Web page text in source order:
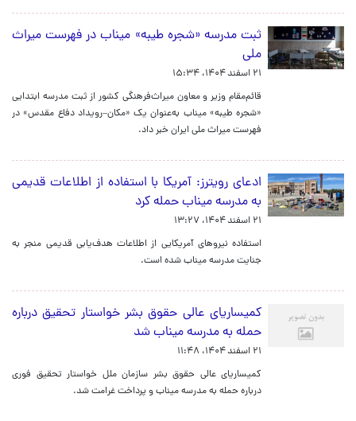
ثبت مدرسه «شجره طیبه» میناب در فهرست میراث
ملی
۲۱ اسفند ۱۴۰۴، ۱۵:۳۴
قائم‌مقام وزیر و معاون میراث‌فرهنگی کشور از ثبت مدرسه ابتدایی
«شجره طیبه» میناب به‌عنوان یک «مکان–رویداد دفاع مقدس» در
فهرست میراث ملی ایران خبر داد.
ادعای رویترز: آمریکا با استفاده از اطلاعات قدیمی
به مدرسه میناب حمله کرد
۲۱ اسفند ۱۴۰۴، ۱۳:۲۷
استفاده نیروهای آمریکایی از اطلاعات هدف‌یابی قدیمی منجر به
جنایت مدرسه میناب شده است.‌
کمیساریای عالی حقوق بشر خواستار تحقیق درباره
حمله به مدرسه میناب شد
۲۱ اسفند ۱۴۰۴، ۱۱:۴۸
کمیساریای عالی حقوق بشر سازمان ملل خواستار تحقیق فوری
درباره حمله به مدرسه میناب و پرداخت غرامت شد.